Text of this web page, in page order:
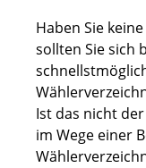
Haben Sie
sollten Sie sich
Ist das nicht
im Wege einer